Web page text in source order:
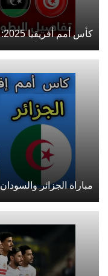
كأس أمم أفريقيا 2025: انطلاق المنافسات
مباراة الجزائر